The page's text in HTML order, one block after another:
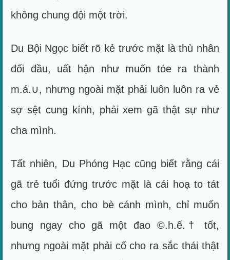
không chung đội một trời.
Du Bội Ngọc biết rõ kẻ trước mặt là thù nhân
đối đầu, uất hận như muốn tóe ra thành
m.á.∪, nhưng ngoài mặt phải luôn luôn ra vẻ
sợ sệt cung kính, phải xem gã thật sự như
cha mình.
Tất nhiên, Du Phóng Hạc cũng biết rằng cái
gã trẻ tuổi đứng trước mặt là cái hoạ to tát
cho bản thân, cho bè cánh mình, chỉ muốn
bung ngay cho gã một đao ©.h.ế.† tốt,
nhưng ngoài mặt phải cố cho ra sắc thái thật